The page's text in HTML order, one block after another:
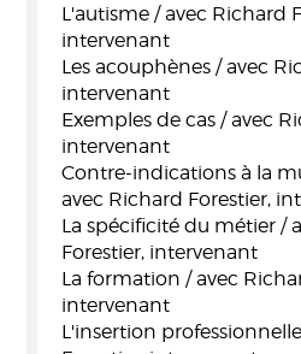
L'autisme / avec Richard
intervenant
Les acouphènes / avec
intervenant
Exemples de cas / avec
intervenant
Contre-indications à la
avec Richard Forestier,
La spécificité du métier /
Forestier, intervenant
La formation / avec
intervenant
L'insertion